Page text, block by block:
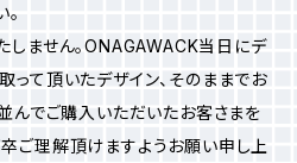
しません。ONAGAWACK当日にデ
って頂いたデザイン、そのままでお
んでご購入いただいたお客さまを
ご理解頂けますようお願い申し上